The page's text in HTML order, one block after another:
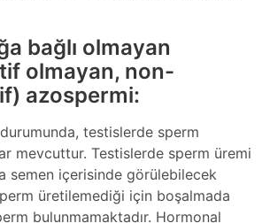
bağlı olmayan
olmayan, non-
azospermi:
testislerde sperm
mevcuttur. Testislerde sperm üremi
semen içerisinde görülebilecek
üretilemediği için boşalmada
bulunmamaktadır. Hormonal